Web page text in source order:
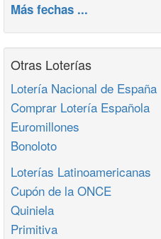
Más fechas ...
Otras Loterías
Lotería Nacional de España
Comprar Lotería Española
Euromillones
Bonoloto
Loterías Latinoamericanas
Cupón de la ONCE
Quiniela
Primitiva